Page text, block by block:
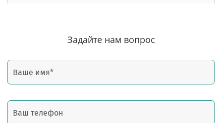
Задайте нам вопрос